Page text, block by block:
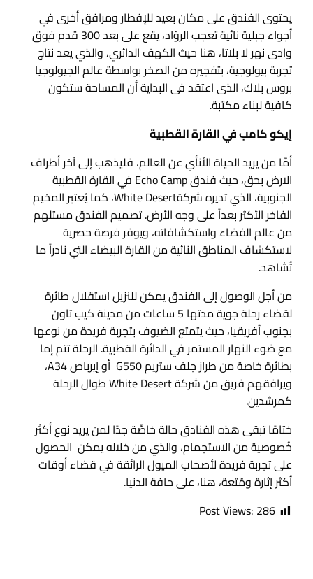
يحتوى الفندق على مكان بعيد للإفطار ومرافق أخرى في
أجواء جبلية نائية تعجب الروّاد، يقع على بعد 300 قدم فوق
وادى نهر لا بلاتا، هنا حيث الكهف الدائري، والذي يعد نتاج
تجربة بيولوجية، بتفجيره من الصخر بواسطة عالم الجيولوجيا
بروس بلاك، الذى اعتقد فى البداية أن المساحة ستكون
كافية لبناء مكتبة.
إيكو كامب في القارة القطبية
أمَّا من يريد الحياة الأنأي عن العالم، فليذهب إلى آخر أطراف
الارض بحق، حيث فندق Echo Camp في القارة القطبية
الجنوبية، الذي تديره شركةWhite Desert، كما يُعتبر المخيم
الفاخر الأكثر بعداً على وجه الأرض. تصميم الفندق مستلهم
من عالم الفضاء واستكشافاته، ويوفر فرصة حصرية
لاستكشاف المناطق النائية من القارة البيضاء التي نادراً ما
تُشاهد.
من أجل الوصول إلى الفندق يمكن للنزيل استقلال طائرة
لقضاء رحلة جوية مدتها 5 ساعات من مدينة كيب تاون
بجنوب أفريقيا، حيث يتمتع الضيوف بتجربة فريدة من نوعها
مع ضوء النهار المستمر في الدائرة القطبية. الرحلة تتم إما
بطائرة خاصة من طراز جلف ستريم G550 أو إيرباص A34،
ويرافقهم فريق من شركة White Desert طوال الرحلة
كمرشدين.
ختامًا تبقى هذه الفنادق حالة خاصَّة جدًا لمن يريد نوع أكثر
خُصوصية من الاستجمام، والذي من خلاله يمكن الحصول
على تجربة فريدة لأصحاب الميول الرائقة في قضاء أوقات
أكثر إثارة ومُتعة، هنا، على حافة الدنيا.
Post Views: 286